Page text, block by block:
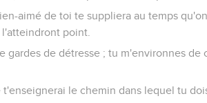
aimé de toi te suppliera au temps
point.
gardes de détresse ; tu m'environnes de
le chemin dans lequel tu